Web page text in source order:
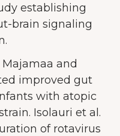
establishing
brain signaling
and
improved gut
with atopic
Isolauri et al.
of rotavirus